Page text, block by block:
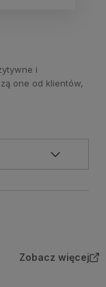
i
one od klientów,
Zobacz więcej